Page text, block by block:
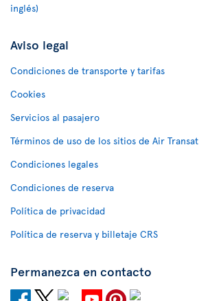
inglés)
Aviso legal
Condiciones de transporte y tarifas
Cookies
Servicios al pasajero
Términos de uso de los sitios de Air Transat
Condiciones legales
Condiciones de reserva
Política de privacidad
Política de reserva y billetaje CRS
Permanezca en contacto